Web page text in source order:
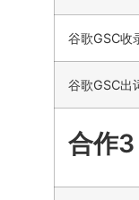
谷歌GSC收
谷歌GSC出
合作